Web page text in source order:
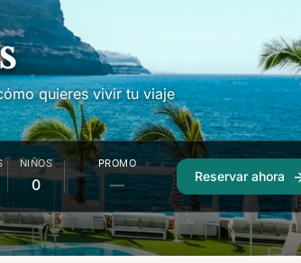
quieres vivir tu viaje
NIÑOS
0
PROMO
Reservar ahora